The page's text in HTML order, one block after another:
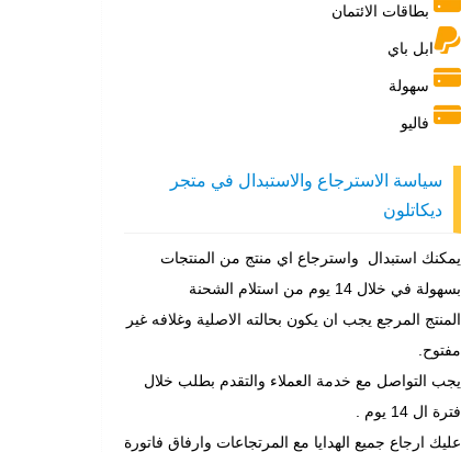
بطاقات الائتمان
ابل باي
سهولة
فاليو
سياسة الاسترجاع والاستبدال في متجر
ديكاتلون
يمكنك استبدال واسترجاع اي منتج من المنتجات
بسهولة في خلال 14 يوم من استلام الشحنة
المنتج المرجع يجب ان يكون بحالته الاصلية وغلافه غير
مفتوح.
يجب التواصل مع خدمة العملاء والتقدم بطلب خلال
فترة ال 14 يوم .
عليك ارجاع جميع الهدايا مع المرتجاعات وارفاق فاتورة